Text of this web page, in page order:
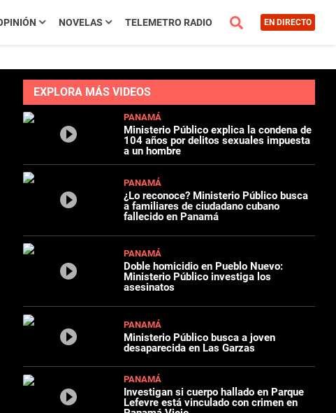
NOVELAS TELEMETRO RADIO EN DIRECTO
EXPLORA MÁS VIDEOS
PANAMÁ
Ministerio Público explica la condena de
104 años por delitos sexuales impuesta
a un hombre
PANAMÁ
¿Lo reconoce? Ministerio Público busca
a familiares de ciudadano cubano
fallecido en Panamá
PANAMÁ
Doble homicidio en Pueblo Nuevo:
Ministerio Público investiga los
asesinatos
PANAMÁ
Ministerio Público busca a joven
desaparecida en Las Garzas
PANAMÁ
Investigan si cuerpo hallado en Parque
Lefevre está vinculado con crimen en